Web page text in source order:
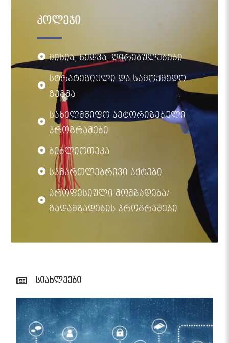
კოლეჯი
მისია, ხედვა, ღირებულებები
სტრატეგიული და სამოქმედო
გეგმა
სახელმწიფო ავტორიზებული
პროგრამები
ბიბლიოთეკა
სამართლებრივი აქტები
პროფესიული მომზადება/
გადამზადების პროგრამები
სიახლეები